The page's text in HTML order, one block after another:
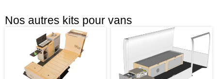
Nos autres kits pour vans